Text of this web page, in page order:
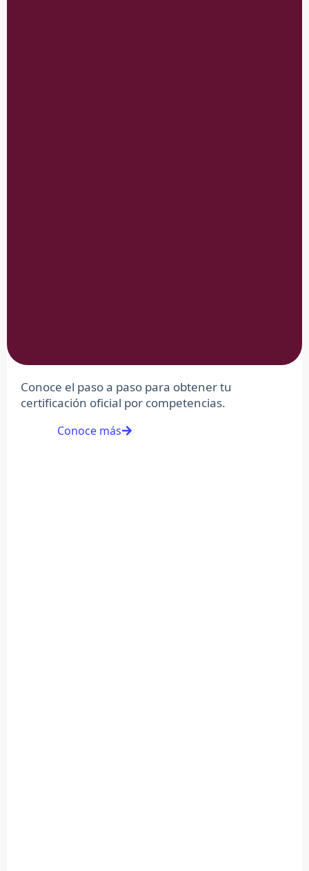
Conoce el paso a paso para obtener tu
certificación oficial por competencias.
Conoce más